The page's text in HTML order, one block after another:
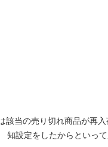
該当の売り切れ商品が
知設定をしたからといっ